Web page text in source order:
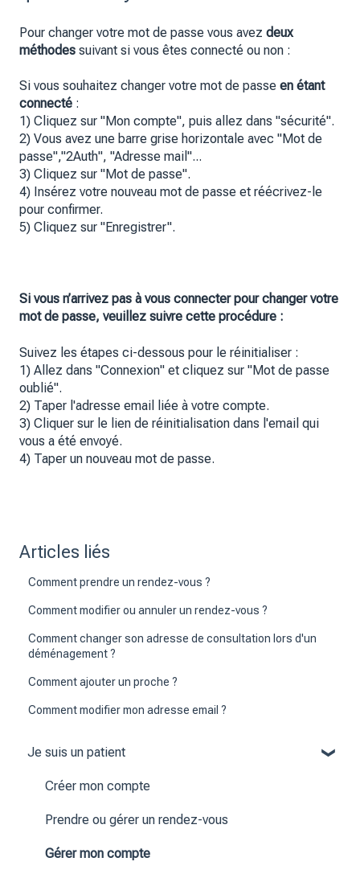
Pour changer votre mot de passe vous avez deux
méthodes suivant si vous êtes connecté ou non :
Si vous souhaitez changer votre mot de passe en étant
connecté :
1) Cliquez sur "Mon compte", puis allez dans "sécurité".
2) Vous avez une barre grise horizontale avec "Mot de
passe","2Auth", "Adresse mail"...
3) Cliquez sur "Mot de passe".
4) Insérez votre nouveau mot de passe et réécrivez-le
pour confirmer.
5) Cliquez sur "Enregistrer".
Si vous n’arrivez pas à vous connecter pour changer votre
mot de passe, veuillez suivre cette procédure :
Suivez les étapes ci-dessous pour le réinitialiser :
1) Allez dans "Connexion" et cliquez sur "Mot de passe
oublié".
2) Taper l'adresse email liée à votre compte.
3) Cliquer sur le lien de réinitialisation dans l'email qui
vous a été envoyé.
4) Taper un nouveau mot de passe.
Articles liés
Comment prendre un rendez-vous ?
Comment modifier ou annuler un rendez-vous ?
Comment changer son adresse de consultation lors d'un
déménagement ?
Comment ajouter un proche ?
Comment modifier mon adresse email ?
Je suis un patient
Créer mon compte
Prendre ou gérer un rendez-vous
Gérer mon compte